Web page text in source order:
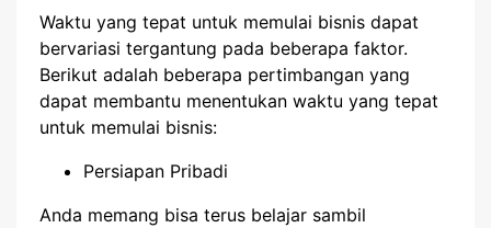
Waktu yang tepat untuk memulai bisnis dapat
bervariasi tergantung pada beberapa faktor.
Berikut adalah beberapa pertimbangan yang
dapat membantu menentukan waktu yang tepat
untuk memulai bisnis:
Persiapan Pribadi
Anda memang bisa terus belajar sambil